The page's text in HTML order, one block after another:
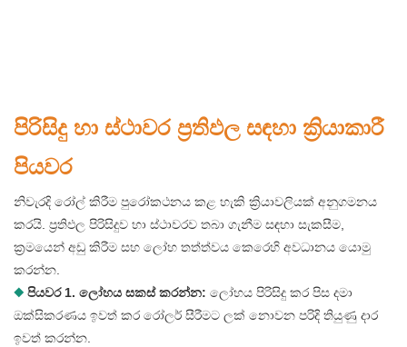
පිරිසිදු හා ස්ථාවර ප්‍රතිඵල සඳහා ක්‍රියාකාරී
පියවර
නිවැරදි රෝල් කිරීම පුරෝකථනය කළ හැකි ක්‍රියාවලියක් අනුගමනය
කරයි. ප්‍රතිඵල පිරිසිදුව හා ස්ථාවරව තබා ගැනීම සඳහා සැකසීම,
ක්‍රමයෙන් අඩු කිරීම සහ ලෝහ තත්ත්වය කෙරෙහි අවධානය යොමු
කරන්න.
◆ පියවර 1. ලෝහය සකස් කරන්න: ලෝහය පිරිසිදු කර පිස දමා
ඔක්සිකරණය ඉවත් කර රෝලර් සීරීමට ලක් නොවන පරිදි තියුණු දාර
ඉවත් කරන්න.